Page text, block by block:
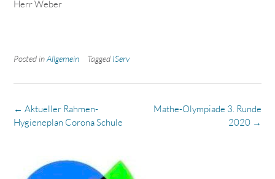
Herr Weber
Posted inAllgemein Tagged IServ
Post
navigation
Mathe-Olympiade 3. Runde
2020 →
← Aktueller Rahmen-
Hygieneplan Corona Schule